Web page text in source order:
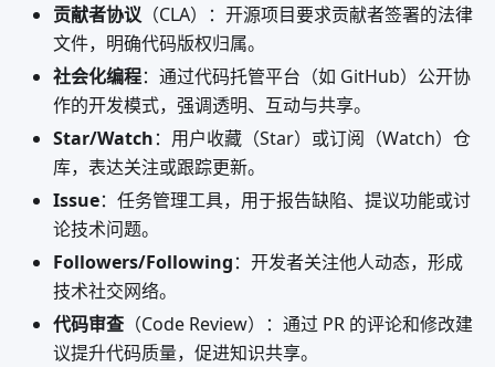
贡献者协议 （CLA）：开源项目要求贡献者签署的法律
文件，明确代码版权归属。
社会化编程：通过代码托管平台（如 GitHub）公开协
作的开发模式，强调透明、互动与共享。
Star/Watch：用户收藏（Star）或订阅（Watch）仓
库，表达关注或跟踪更新。
Issue：任务管理工具，用于报告缺陷、提议功能或讨
论技术问题。
Followers/Following：开发者关注他人动态，形成
技术社交网络。
代码审查 （Code Review）：通过 PR 的评论和修改建
议提升代码质量，促进知识共享。